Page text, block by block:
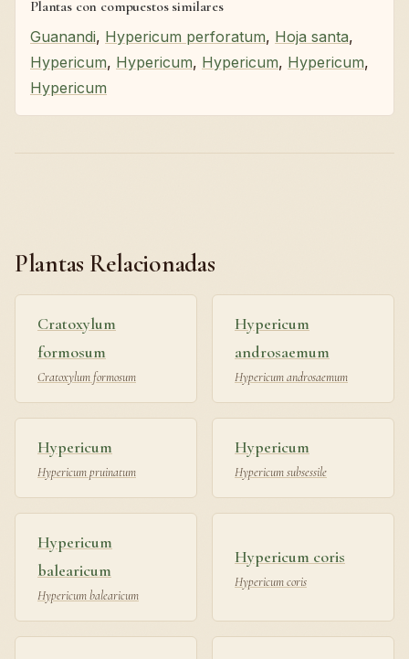
Plantas con compuestos similares
Guanandi, Hypericum perforatum, Hoja santa,
Hypericum, Hypericum, Hypericum, Hypericum,
Hypericum
Plantas Relacionadas
Cratoxylum
formosum
Cratoxylum formosum
Hypericum
androsaemum
Hypericum androsaemum
Hypericum
Hypericum pruinatum
Hypericum
Hypericum subsessile
Hypericum
balearicum
Hypericum balearicum
Hypericum coris
Hypericum coris